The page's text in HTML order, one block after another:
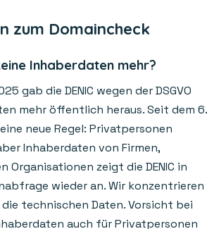
zum Domaincheck
Inhaberdaten mehr?
gab die DENIC wegen der DSGVO
mehr öffentlich heraus. Seit dem 6.
neue Regel: Privatpersonen
Inhaberdaten von Firmen,
Organisationen zeigt die DENIC in
wieder an. Wir konzentrieren
die technischen Daten. Vorsicht bei
auch für Privatpersonen